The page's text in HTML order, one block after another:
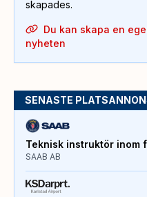
skapades.
Du kan skapa en
nyheten
SENASTE
Teknisk instruktör inom
SAAB AB